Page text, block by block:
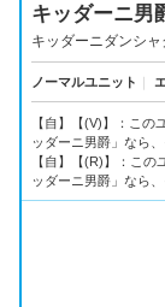
キッダーニ男
キッダーニダンシャ
ノーマルユニット ｜
【自】【(V)】：この
ッダーニ男爵」なら
【自】【(R)】：こ
ッダーニ男爵」なら